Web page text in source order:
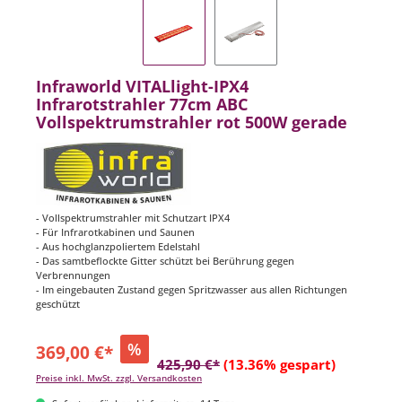
Infraworld VITALlight-IPX4
Infrarotstrahler 77cm ABC
Vollspektrumstrahler rot 500W gerade
- Vollspektrumstrahler mit Schutzart IPX4
- Für Infrarotkabinen und Saunen
- Aus hochglanzpoliertem Edelstahl
- Das samtbeflockte Gitter schützt bei Berührung gegen
Verbrennungen
- Im eingebauten Zustand gegen Spritzwasser aus allen Richtungen
geschützt
369,00 €* %
425,90 €* (13.36% gespart)
Preise inkl. MwSt. zzgl. Versandkosten